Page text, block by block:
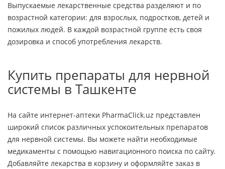
Выпускаемые лекарственные средства разделяют и по
возрастной категории: для взрослых, подростков, детей и
пожилых людей. В каждой возрастной группе есть своя
дозировка и способ употребления лекарств.
Купить препараты для нервной
системы в Ташкенте
На сайте интернет-аптеки PharmaClick.uz представлен
широкий список различных успокоительных препаратов
для нервной системы. Вы можете найти необходимые
медикаменты с помощью навигационного поиска по сайту.
Добавляйте лекарства в корзину и оформляйте заказ в